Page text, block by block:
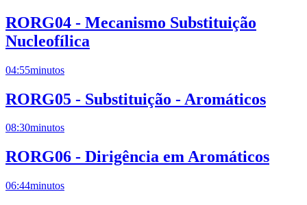
RORG04 - Mecanismo Substituição
Nucleofílica
04:55minutos
RORG05 - Substituição - Aromáticos
08:30minutos
RORG06 - Dirigência em Aromáticos
06:44minutos